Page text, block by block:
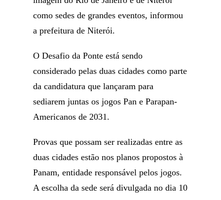
como sedes de grandes eventos, informou
a prefeitura de Niterói.
O Desafio da Ponte está sendo
considerado pelas duas cidades como parte
da candidatura que lançaram para
sediarem juntas os jogos Pan e Parapan-
Americanos de 2031.
Provas que possam ser realizadas entre as
duas cidades estão nos planos propostos à
Panam, entidade responsável pelos jogos.
A escolha da sede será divulgada no dia 10